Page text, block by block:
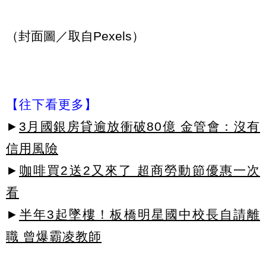
（封面圖／取自Pexels）
【往下看更多】
► 3月國銀房貸逾放衝破80億 金管會：沒有
信用風險
► 咖啡買2送2又來了 超商勞動節優惠一次
看
► 半年3起墜樓！板橋明星國中校長自請離
職 曾爆霸凌教師